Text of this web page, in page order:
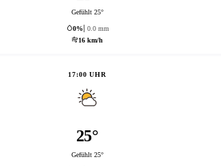
Gefühlt 25°
0%
0.0 mm
16 km/h
17:00 UHR
25°
Gefühlt 25°